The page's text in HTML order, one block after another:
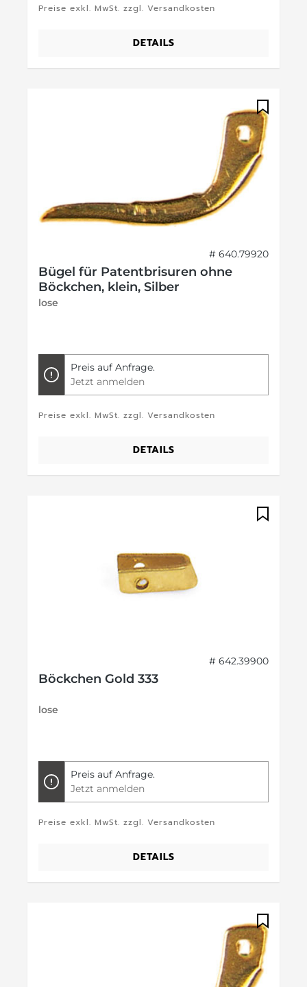
Preise exkl. MwSt. zzgl. Versandkosten
DETAILS
# 640.79920
Bügel für Patentbrisuren ohne
Böckchen, klein, Silber
lose
Preis auf Anfrage.
Jetzt anmelden
Preise exkl. MwSt. zzgl. Versandkosten
DETAILS
# 642.39900
Böckchen Gold 333
lose
Preis auf Anfrage.
Jetzt anmelden
Preise exkl. MwSt. zzgl. Versandkosten
DETAILS